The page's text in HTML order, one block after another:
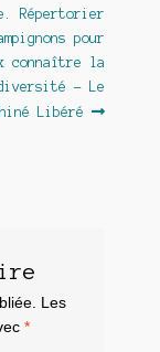
Répertorier
pour
connaître la
– Le
Libéré
Les
*